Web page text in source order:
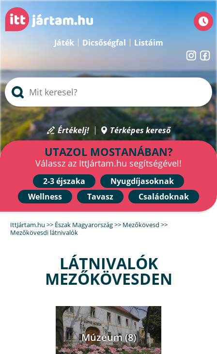
Játék Dicsőségfal Listáim
Értékelj! Térképes kereső
UTAZOL MOSTANÁBAN?
Válassz az IttJártam.hu segítségével!
2-3 éjszaka
Nyugdíjasoknak
Wellness
Tavasz Családoknak
IttJártam.hu >> Észak Magyarország>> Mezőkövesd >>
Mezőkövesdi látnivalók
LÁTNIVALÓK
MEZŐKÖVESDEN
Múzeum (8)